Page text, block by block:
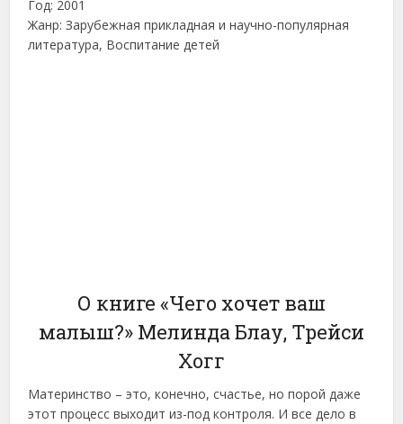
Год: 2001
Жанр: Зарубежная прикладная и научно-популярная
литература, Воспитание детей
О книге «Чего хочет ваш
малыш?» Мелинда Блау, Трейси
Хогг
Материнство – это, конечно, счастье, но порой даже
этот процесс выходит из-под контроля. И все дело в